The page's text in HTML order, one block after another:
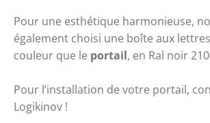
Pour une esthétique harmonieuse,
également choisi une boîte aux
couleur que le portail, en Ral noir
Pour l’installation de votre portail,
Logikinov !